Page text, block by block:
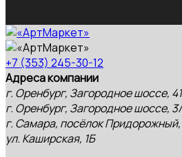
+7 (353) 245-30-12
Адреса компании
г. Оренбург, Загородное шоссе, 41
г. Оренбург, Загородное шоссе,
г. Самара, посёлок
ул. Каширская, 1Б